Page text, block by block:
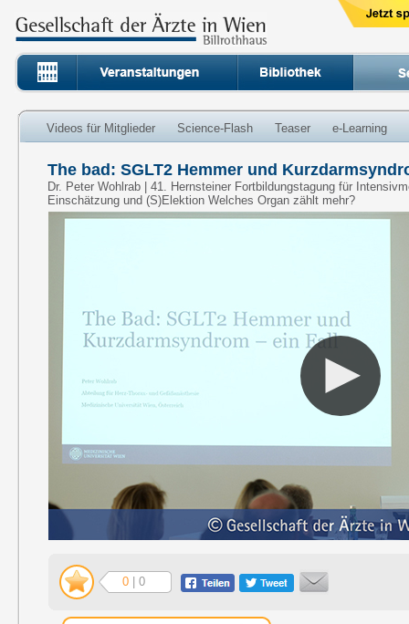
Videos für Mitglieder Science-Flash Teaser e-Learning
The bad: SGLT2 Hemmer und
Dr. Peter Wohlrab | 41. Hernsteiner Fortbildungstagung für
Einschätzung und (S)Elektion Welches Organ zählt mehr?
0 | 0